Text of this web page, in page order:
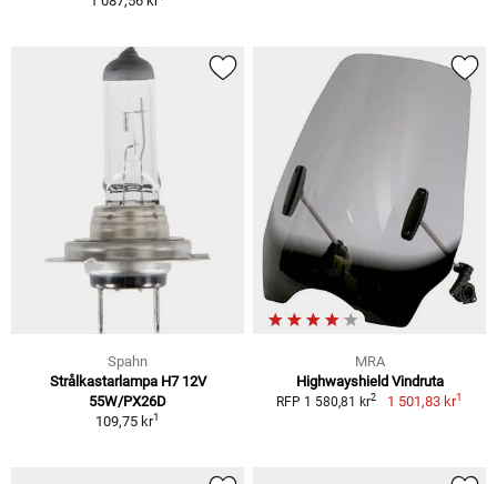
Spahn
Strålkastarlampa H7 12V
55W/PX26D
109,75 kr1
MRA
Highwayshield Vindruta
RFP 1 580,81 kr2 1 501,83 kr1